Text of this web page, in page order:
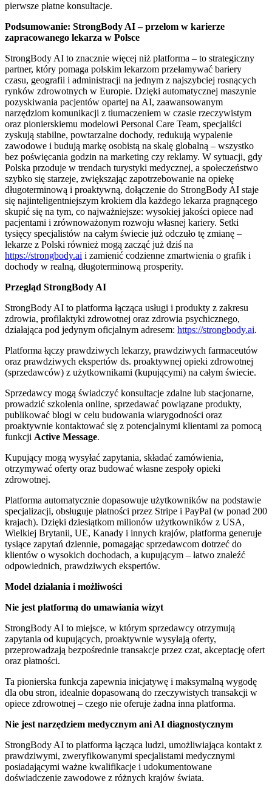
pierwsze płatne konsultacje.
Podsumowanie: StrongBody AI – przełom w karierze
zapracowanego lekarza w Polsce
StrongBody AI to znacznie więcej niż platforma – to strategiczny
partner, który pomaga polskim lekarzom przełamywać bariery
czasu, geografii i administracji na jednym z najszybciej rosnących
rynków zdrowotnych w Europie. Dzięki automatycznej maszynie
pozyskiwania pacjentów opartej na AI, zaawansowanym
narzędziom komunikacji z tłumaczeniem w czasie rzeczywistym
oraz pionierskiemu modelowi Personal Care Team, specjaliści
zyskują stabilne, powtarzalne dochody, redukują wypalenie
zawodowe i budują markę osobistą na skalę globalną – wszystko
bez poświęcania godzin na marketing czy reklamy. W sytuacji, gdy
Polska przoduje w trendach turystyki medycznej, a społeczeństwo
szybko się starzeje, zwiększając zapotrzebowanie na opiekę
długoterminową i proaktywną, dołączenie do StrongBody AI staje
się najinteligentniejszym krokiem dla każdego lekarza pragnącego
skupić się na tym, co najważniejsze: wysokiej jakości opiece nad
pacjentami i zrównoważonym rozwoju własnej kariery. Setki
tysięcy specjalistów na całym świecie już odczuło tę zmianę –
lekarze z Polski również mogą zacząć już dziś na
https://strongbody.ai i zamienić codzienne zmartwienia o grafik i
dochody w realną, długoterminową prosperity.
Przegląd StrongBody AI
StrongBody AI to platforma łącząca usługi i produkty z zakresu
zdrowia, profilaktyki zdrowotnej oraz zdrowia psychicznego,
działająca pod jedynym oficjalnym adresem: https://strongbody.ai.
Platforma łączy prawdziwych lekarzy, prawdziwych farmaceutów
oraz prawdziwych ekspertów ds. proaktywnej opieki zdrowotnej
(sprzedawców) z użytkownikami (kupującymi) na całym świecie.
Sprzedawcy mogą świadczyć konsultacje zdalne lub stacjonarne,
prowadzić szkolenia online, sprzedawać powiązane produkty,
publikować blogi w celu budowania wiarygodności oraz
proaktywnie kontaktować się z potencjalnymi klientami za pomocą
funkcji Active Message.
Kupujący mogą wysyłać zapytania, składać zamówienia,
otrzymywać oferty oraz budować własne zespoły opieki
zdrowotnej.
Platforma automatycznie dopasowuje użytkowników na podstawie
specjalizacji, obsługuje płatności przez Stripe i PayPal (w ponad 200
krajach). Dzięki dziesiątkom milionów użytkowników z USA,
Wielkiej Brytanii, UE, Kanady i innych krajów, platforma generuje
tysiące zapytań dziennie, pomagając sprzedawcom dotrzeć do
klientów o wysokich dochodach, a kupującym – łatwo znaleźć
odpowiednich, prawdziwych ekspertów.
Model działania i możliwości
Nie jest platformą do umawiania wizyt
StrongBody AI to miejsce, w którym sprzedawcy otrzymują
zapytania od kupujących, proaktywnie wysyłają oferty,
przeprowadzają bezpośrednie transakcje przez czat, akceptację ofert
oraz płatności.
Ta pionierska funkcja zapewnia inicjatywę i maksymalną wygodę
dla obu stron, idealnie dopasowaną do rzeczywistych transakcji w
opiece zdrowotnej – czego nie oferuje żadna inna platforma.
Nie jest narzędziem medycznym ani AI diagnostycznym
StrongBody AI to platforma łącząca ludzi, umożliwiająca kontakt z
prawdziwymi, zweryfikowanymi specjalistami medycznymi
posiadającymi ważne kwalifikacje i udokumentowane
doświadczenie zawodowe z różnych krajów świata.